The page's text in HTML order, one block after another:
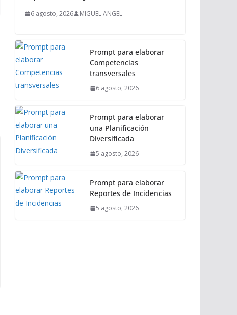
6 agosto, 2026 MIGUEL ANGEL
Prompt para elaborar
Competencias
transversales
6 agosto, 2026
Prompt para elaborar
una Planificación
Diversificada
5 agosto, 2026
Prompt para elaborar
Reportes de Incidencias
5 agosto, 2026